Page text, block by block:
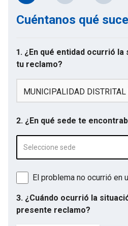
Cuéntanos qué
1. ¿En qué entidad ocurrió
tu reclamo?
MUNICIPALIDAD DISTRITAL
2. ¿En qué sede te
Seleccione sede
El problema no ocurrió en
3. ¿Cuándo ocurrió la
presente reclamo?